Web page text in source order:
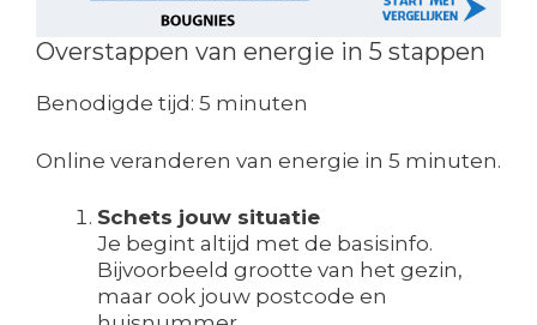
Overstappen van energie in 5 stappen
Benodigde tijd: 5 minuten
Online veranderen van energie in 5 minuten.
Schets jouw situatie
Je begint altijd met de basisinfo.
Bijvoorbeeld grootte van het gezin,
maar ook jouw postcode en